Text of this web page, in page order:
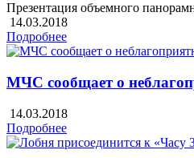
Презентация объемного
14.03.2018
Подробнее
МЧС сообщает о
14.03.2018
Подробнее